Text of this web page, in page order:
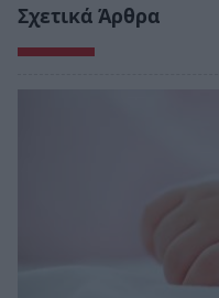
Σχετικά Άρθρα